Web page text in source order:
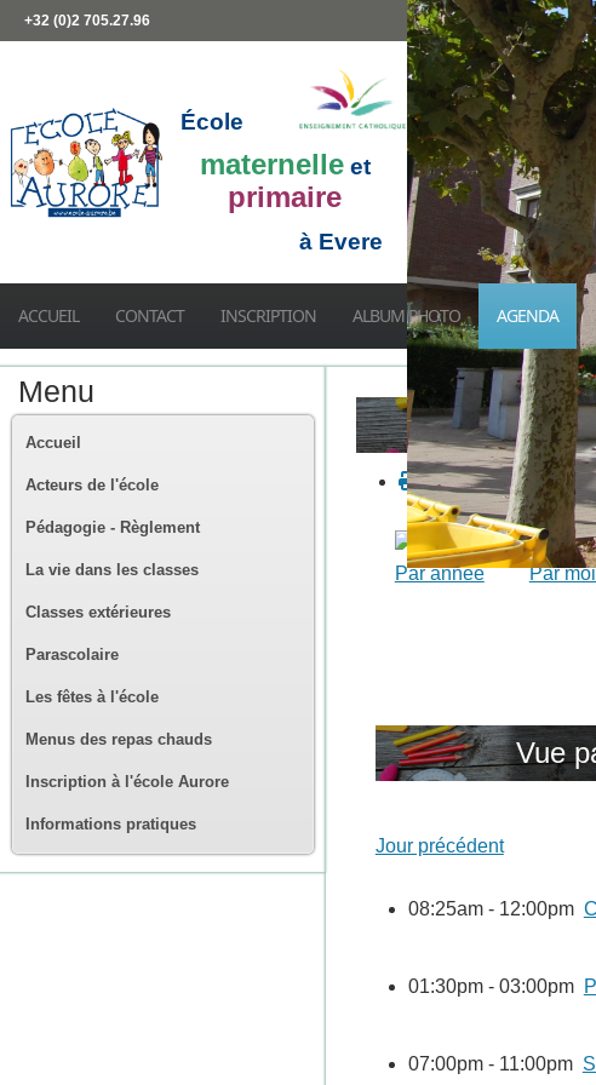
+32 (0)2 705.27.96
École
maternelle et
primaire
à Evere
ACCUEIL CONTACT INSCRIPTION ALBUM PHOTO AGENDA
Menu
Accueil
Acteurs de l'école
Pédagogie - Règlement
La vie dans les classes
Classes extérieures
Parascolaire
Les fêtes à l'école
Menus des repas chauds
Inscription à l'école Aurore
Informations pratiques
Par année Par
Vue
Jour précédent
08:25am - 12:00pm
01:30pm - 03:00pm
07:00pm - 11:00pm